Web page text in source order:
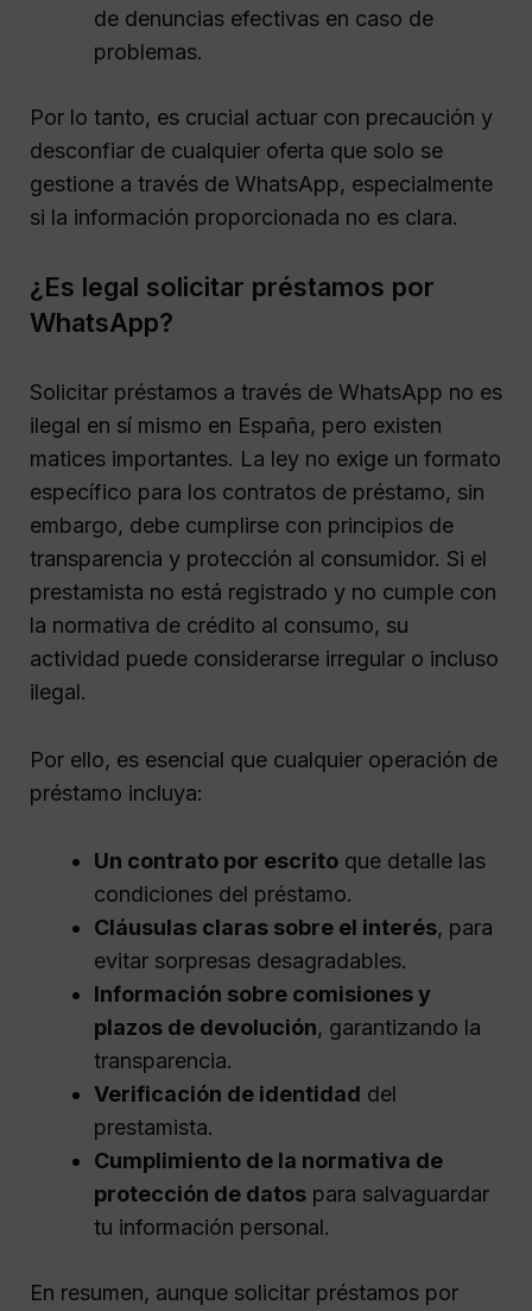
de denuncias efectivas en caso de
problemas.
Por lo tanto, es crucial actuar con precaución y
desconfiar de cualquier oferta que solo se
gestione a través de WhatsApp, especialmente
si la información proporcionada no es clara.
¿Es legal solicitar préstamos por
WhatsApp?
Solicitar préstamos a través de WhatsApp no es
ilegal en sí mismo en España, pero existen
matices importantes. La ley no exige un formato
específico para los contratos de préstamo, sin
embargo, debe cumplirse con principios de
transparencia y protección al consumidor. Si el
prestamista no está registrado y no cumple con
la normativa de crédito al consumo, su
actividad puede considerarse irregular o incluso
ilegal.
Por ello, es esencial que cualquier operación de
préstamo incluya:
Un contrato por escrito que detalle las
condiciones del préstamo.
Cláusulas claras sobre el interés, para
evitar sorpresas desagradables.
Información sobre comisiones y
plazos de devolución, garantizando la
transparencia.
Verificación de identidad del
prestamista.
Cumplimiento de la normativa de
protección de datos para salvaguardar
tu información personal.
En resumen, aunque solicitar préstamos por